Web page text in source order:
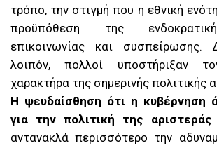
τρόπο, την στιγμή που η εθνική
προϋπόθεση της
επικοινωνίας και συσπείρωσης.
λοιπόν, πολλοί υποστήριξαν
χαρακτήρα της σημερινής πολιτικής
Η ψευδαίσθηση ότι η κυβέρνηση
για την πολιτική της
αντανακλά περισσότερο την